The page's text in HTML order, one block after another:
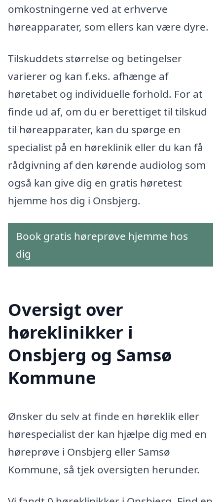
omkostningerne ved at erhverve
høreapparater, som ellers kan være dyre.
Tilskuddets størrelse og betingelser
varierer og kan f.eks. afhænge af
høretabet og individuelle forhold. For at
finde ud af, om du er berettiget til tilskud
til høreapparater, kan du spørge en
specialist på en høreklinik eller du kan få
rådgivning af den kørende audiolog som
også kan give dig en gratis høretest
hjemme hos dig i Onsbjerg.
Book gratis høreprøve hjemme hos
dig
Oversigt over
høreklinikker i
Onsbjerg og Samsø
Kommune
Ønsker du selv at finde en høreklik eller
hørespecialist der kan hjælpe dig med en
høreprøve i Onsbjerg eller Samsø
Kommune, så tjek oversigten herunder.